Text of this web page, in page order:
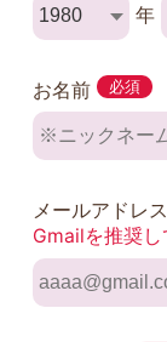
年
お名前 必須
メールアドレス
Gmailを推奨し